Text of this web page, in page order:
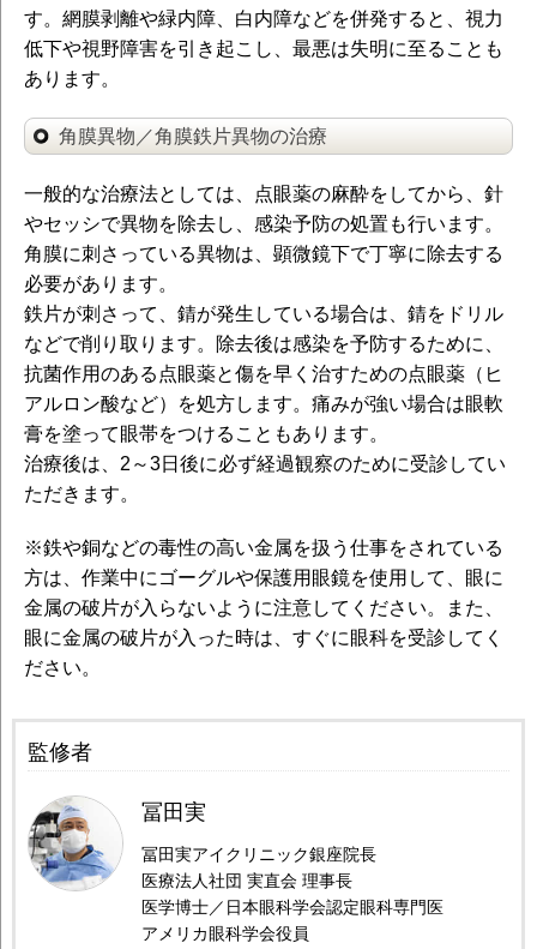
す。網膜剥離や緑内障、白内障などを併発すると、視力
低下や視野障害を引き起こし、最悪は失明に至ることも
あります。
角膜異物／角膜鉄片異物の治療
一般的な治療法としては、点眼薬の麻酔をしてから、針
やセッシで異物を除去し、感染予防の処置も行います。
角膜に刺さっている異物は、顕微鏡下で丁寧に除去する
必要があります。
鉄片が刺さって、錆が発生している場合は、錆をドリル
などで削り取ります。除去後は感染を予防するために、
抗菌作用のある点眼薬と傷を早く治すための点眼薬（ヒ
アルロン酸など）を処方します。痛みが強い場合は眼軟
膏を塗って眼帯をつけることもあります。
治療後は、2～3日後に必ず経過観察のために受診してい
ただきます。
※鉄や銅などの毒性の高い金属を扱う仕事をされている
方は、作業中にゴーグルや保護用眼鏡を使用して、眼に
金属の破片が入らないように注意してください。また、
眼に金属の破片が入った時は、すぐに眼科を受診してく
ださい。
監修者
冨田実
冨田実アイクリニック銀座院長
医療法人社団 実直会 理事長
医学博士／日本眼科学会認定眼科専門医
アメリカ眼科学会役員